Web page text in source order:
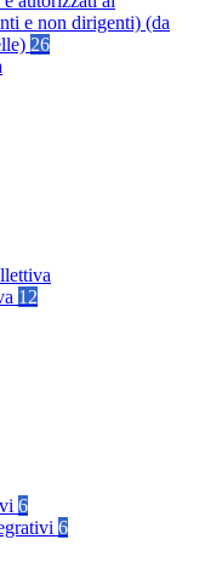
e non dirigenti) (da
26
12
6
6